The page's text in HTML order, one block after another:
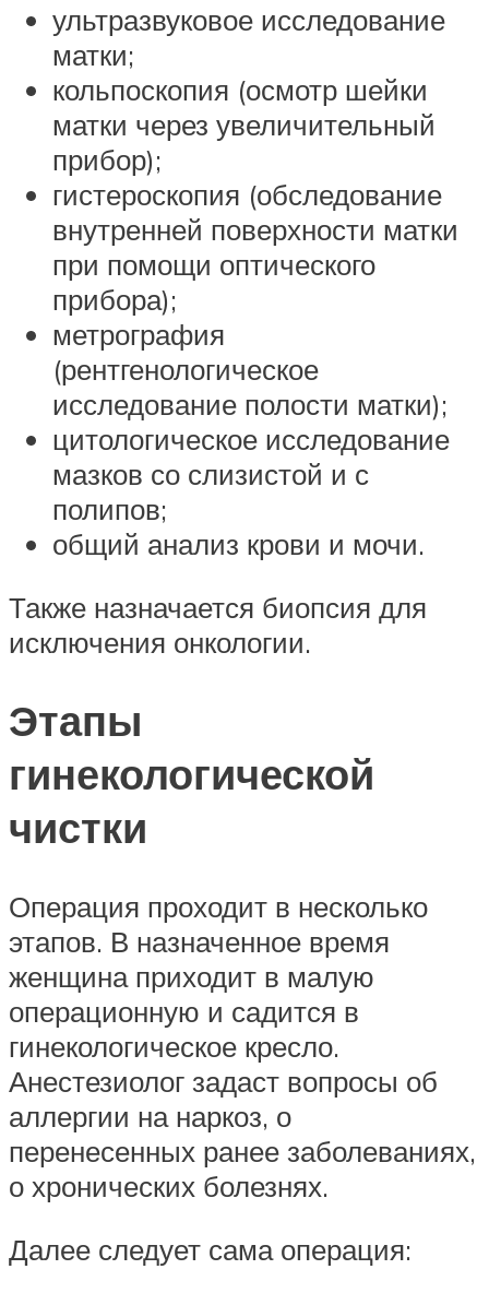
ультразвуковое исследование
матки;
кольпоскопия (осмотр шейки
матки через увеличительный
прибор);
гистероскопия (обследование
внутренней поверхности матки
при помощи оптического
прибора);
метрография
(рентгенологическое
исследование полости матки);
цитологическое исследование
мазков со слизистой и с
полипов;
общий анализ крови и мочи.
Также назначается биопсия для
исключения онкологии.
Этапы
гинекологической
чистки
Операция проходит в несколько
этапов. В назначенное время
женщина приходит в малую
операционную и садится в
гинекологическое кресло.
Анестезиолог задаст вопросы об
аллергии на наркоз, о
перенесенных ранее заболеваниях,
о хронических болезнях.
Далее следует сама операция: